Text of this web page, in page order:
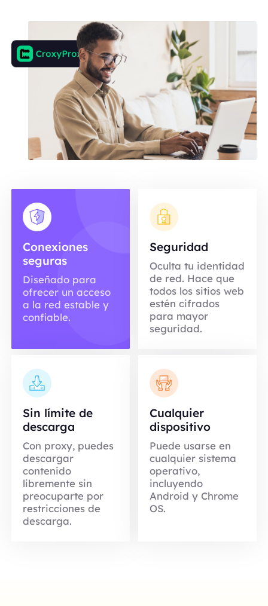
Conexiones
seguras
Diseñado para
ofrecer un acceso
a la red estable y
confiable.
Seguridad
Oculta tu identidad
de red. Hace que
todos los sitios web
estén cifrados
para mayor
seguridad.
Sin límite de
descarga
Con proxy, puedes
descargar
contenido
libremente sin
preocuparte por
restricciones de
descarga.
Cualquier
dispositivo
Puede usarse en
cualquier sistema
operativo,
incluyendo
Android y Chrome
OS.